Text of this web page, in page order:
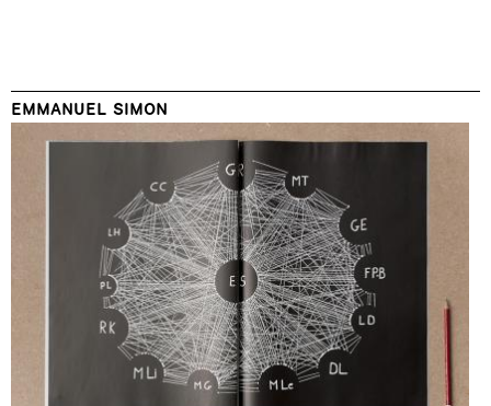
EMMANUEL SIMON